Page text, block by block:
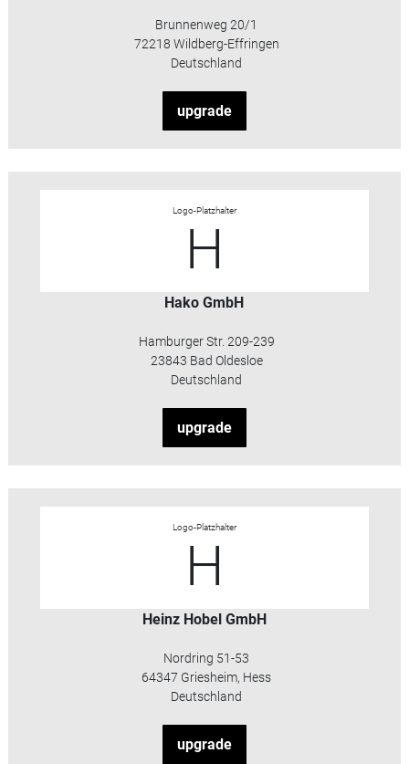
Brunnenweg 20/1
72218 Wildberg-Effringen
Deutschland
upgrade
Logo-Platzhalter
H
Hako GmbH
Hamburger Str. 209-239
23843 Bad Oldesloe
Deutschland
upgrade
Logo-Platzhalter
H
Heinz Hobel GmbH
Nordring 51-53
64347 Griesheim, Hess
Deutschland
upgrade